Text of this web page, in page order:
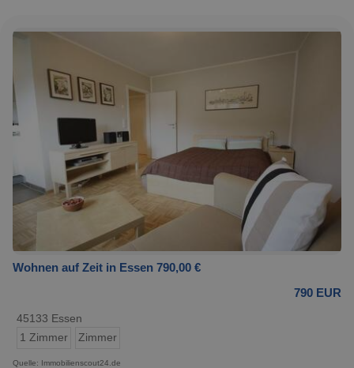
Wohnen auf Zeit in Essen 790,00 €
790 EUR
45133 Essen
1 Zimmer
Zimmer
Quelle: Immobilienscout24.de